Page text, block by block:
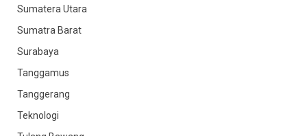
Sumatera Utara
Sumatra Barat
Surabaya
Tanggamus
Tanggerang
Teknologi